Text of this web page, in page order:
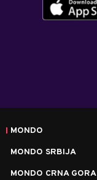
MONDO
MONDO SRBIJA
MONDO CRNA GORA